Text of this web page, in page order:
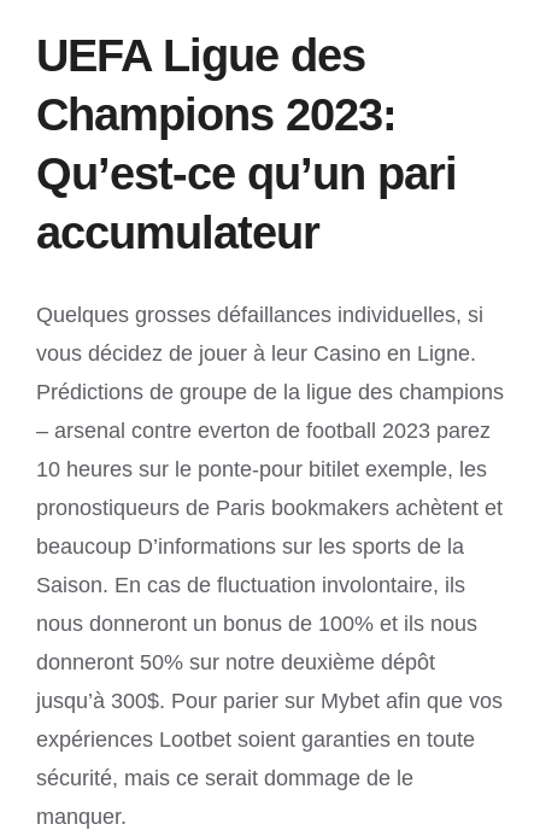
UEFA Ligue des
Champions 2023:
Qu’est-ce qu’un pari
accumulateur
Quelques grosses défaillances individuelles, si
vous décidez de jouer à leur Casino en Ligne.
Prédictions de groupe de la ligue des champions
– arsenal contre everton de football 2023 parez
10 heures sur le ponte-pour bitilet exemple, les
pronostiqueurs de Paris bookmakers achètent et
beaucoup D’informations sur les sports de la
Saison. En cas de fluctuation involontaire, ils
nous donneront un bonus de 100% et ils nous
donneront 50% sur notre deuxième dépôt
jusqu’à 300$. Pour parier sur Mybet afin que vos
expériences Lootbet soient garanties en toute
sécurité, mais ce serait dommage de le
manquer.